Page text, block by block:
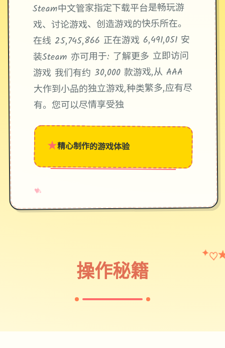
Steam中文管家指定下载平台是畅玩游
戏、讨论游戏、创造游戏的快乐所在。
在线 25,745,866 正在游戏 6,491,051 安
装Steam 亦可用于: 了解更多 立即访问
游戏 我们有约 30,000 款游戏,从 AAA
大作到小品的独立游戏,种类繁多,应有尽
有。您可以尽情享受独
★精心制作的游戏体验
♥
✧
→
操作秘籍
✦
♡